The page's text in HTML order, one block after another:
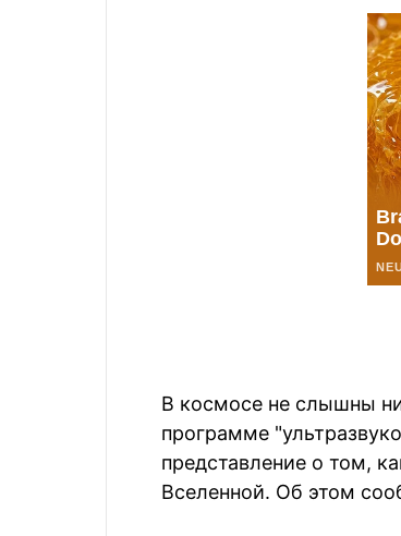
В космосе не слышны
программе
представление о том,
Вселенной. Об этом